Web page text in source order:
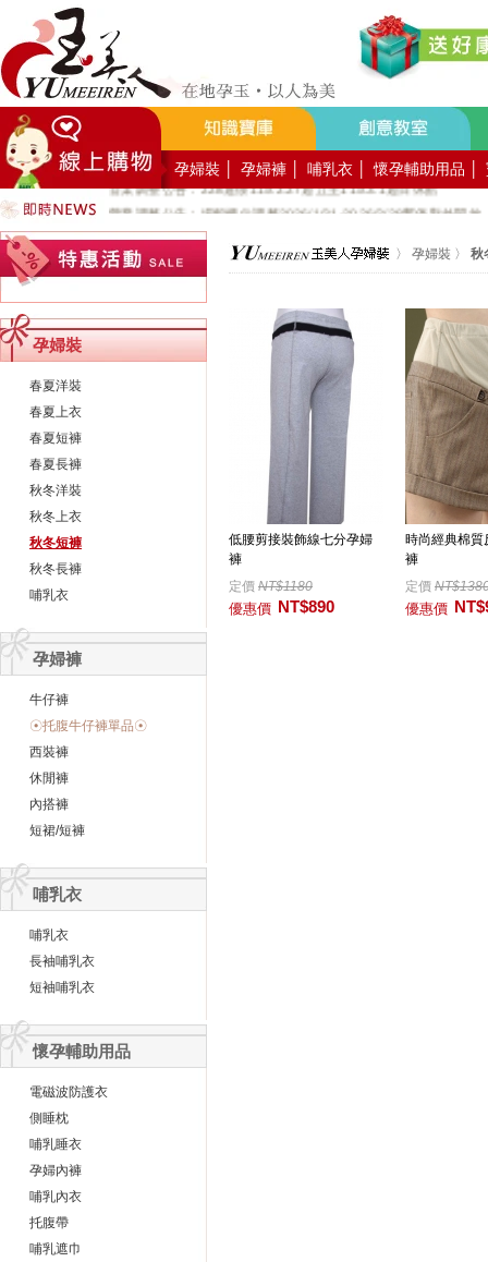
孕婦裝 孕婦褲 哺乳衣 懷孕輔助用品
好YUN香隨束口袋DIY2026-8月活動報名
營業調整公告：員工教育訓練115.8.1週六全館不對外開放
營業調整公告：115.7.18週六至115.7.19週日休館
營業調整公告：端午連假115.6.19週五至115.6.21週日休館
營業調整公告：五一勞動節連假115.5.1週五至115.5.4週一休館
營業調整公告：兒童節/清明連假115.4.3週五至115.4.6週一休館
營業調整公告：場館櫃位調整2026/1/31-2026/2/28暫停對外開放
公司總機服務專線02-89669762
玉美人，竭誠歡迎您的加入~新加入會員送購物金100元~
玉美人.板橋門市.觀光工廠歡迎大家使用國民旅遊卡消費!
孕婦裝
春夏洋裝
春夏上衣
春夏短褲
春夏長褲
秋冬洋裝
秋冬上衣
秋冬短褲
秋冬長褲
哺乳衣
孕婦褲
牛仔褲
☉托腹牛仔褲單品☉
西裝褲
休閒褲
內搭褲
短裙/短褲
哺乳衣
哺乳衣
長袖哺乳衣
短袖哺乳衣
懷孕輔助用品
電磁波防護衣
側睡枕
哺乳睡衣
孕婦內褲
哺乳內衣
托腹帶
哺乳遮巾
〉 孕婦裝 〉 秋
低腰剪接裝飾線七分孕婦
褲
定價 NT$1180
優惠價 NT$890
時尚經典棉質
褲
定價
優惠價